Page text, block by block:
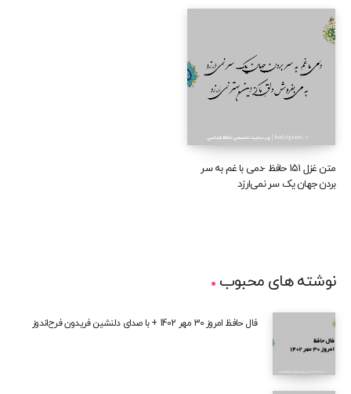
متن غزل ۱۵۱ حافظ -دمی با غم به سر
بردن جهان یک سر نمی‌ارزد
نوشته های محبوب
فال حافظ امروز 30 مهر 1402 + با صدای دلنشین فریدون فرح‌اندوز